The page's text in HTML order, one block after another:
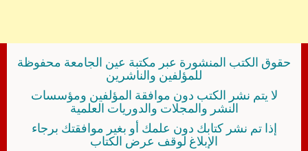
حقوق الكتب المنشورة عبر مكتبة عين الجامعة محفوظة
للمؤلفين والناشرين
لا يتم نشر الكتب دون موافقة المؤلفين ومؤسسات
النشر والمجلات والدوريات العلمية
إذا تم نشر كتابك دون علمك أو بغير موافقتك برجاء
الإبلاغ لوقف عرض الكتاب